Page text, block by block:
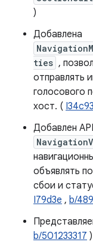
)
Добавлена
ties ,
отправлять
голосового
хост. ( I34c93
Добавлен API
объявлять
сбои и
I79d3e , b/
b/501233317 )